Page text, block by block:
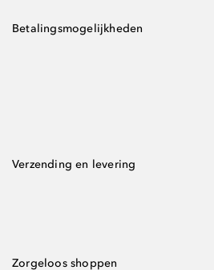
Betalingsmogelijkheden
Verzending en levering
Zorgeloos shoppen